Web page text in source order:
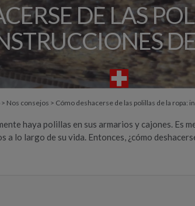
DE LAS
> Nos consejos > Cómo deshacerse de las polillas de la ropa:
haya polillas en sus armarios y cajones. Es
lo largo de su vida. Entonces, ¿cómo